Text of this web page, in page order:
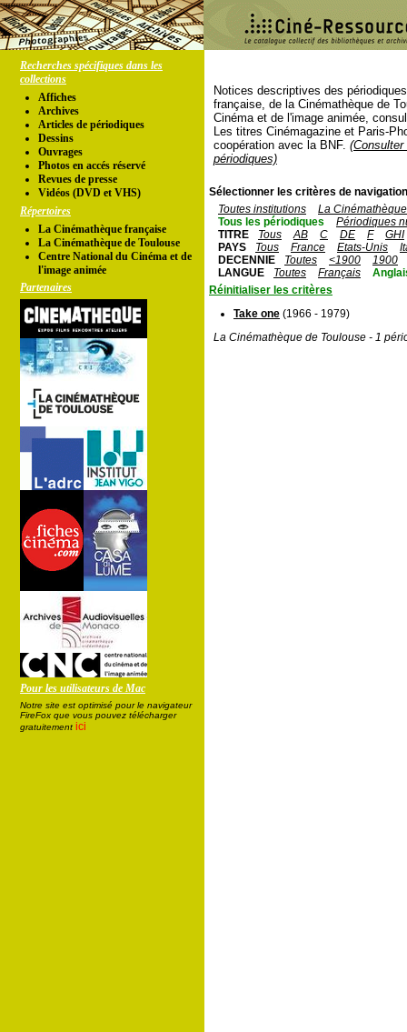
Recherches spécifiques dans les
collections
Affiches
Archives
Articles de périodiques
Dessins
Ouvrages
Photos en accés réservé
Revues de presse
Vidéos (DVD et VHS)
Répertoires
La Cinémathèque française
La Cinémathèque de Toulouse
Centre National du Cinéma et de
l'image animée
Partenaires
Pour les utilisateurs de Mac
Notre site est optimisé pour le navigateur
FireFox que vous pouvez télécharger
gratuitement ici
Notices descriptives des
française, de la Cinémathèque de
Cinéma et de l'image animée,
Les titres Cinémagazine et Paris-
coopération avec la BNF.
périodiques)
Sélectionner les critères de
Toutes institutions
La
Tous les périodiques
Périodiques
TITRE
Tous AB C DE F
GHI
PAYS
Tous France Etats-Unis
DECENNIE
Toutes <1900
1900
LANGUE
Toutes Français
Réinitialiser les critères
Take one (1966 - 1979)
La Cinémathèque de Toulouse - 1